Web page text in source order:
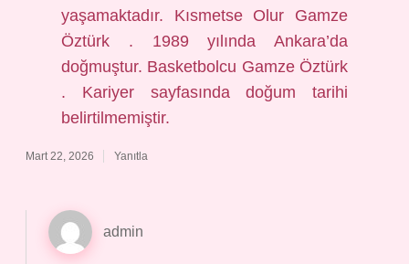
yaşamaktadır. Kısmetse Olur Gamze
Öztürk . 1989 yılında Ankara’da
doğmuştur. Basketbolcu Gamze Öztürk
. Kariyer sayfasında doğum tarihi
belirtilmemiştir.
Mart 22, 2026 Yanıtla
admin